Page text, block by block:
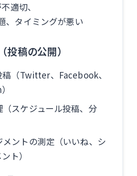
適切、
、タイミングが悪い
稿の公開）
稿（Twitter、Facebook、
スケジュール投稿、分
メントの測定（いいね、シ
ト）